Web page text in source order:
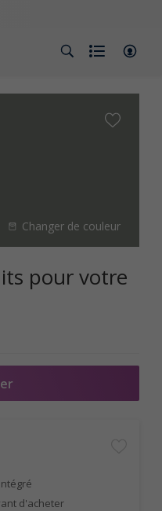
Changer de couleur
pour votre
d'acheter